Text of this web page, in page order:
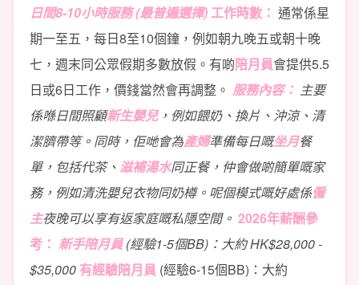
日間8-10小時服務 (最普遍選擇) 工作時數： 通常係星
期一至五，每日8至10個鐘，例如朝九晚五或朝十晚
七，週末同公眾假期多數放假。有啲陪月員會提供5.5
日或6日工作，價錢當然會再調整。 服務內容： 主要
係喺日間照顧新生嬰兒，例如餵奶、換片、沖涼、清
潔臍帶等。同時，佢哋會為產婦準備每日嘅坐月餐
單，包括代茶、 滋補湯水同正餐，仲會做啲簡單嘅家
務，例如清洗嬰兒衣物同奶樽。呢個模式嘅好處係僱
主夜晚可以享有返家庭嘅私隱空間。 2026年薪酬參
考： 新手陪月員(經驗1-5個BB)：大約 HK$28,000 -
$35,000 有經驗陪月員 (經驗6-15個BB)：大約